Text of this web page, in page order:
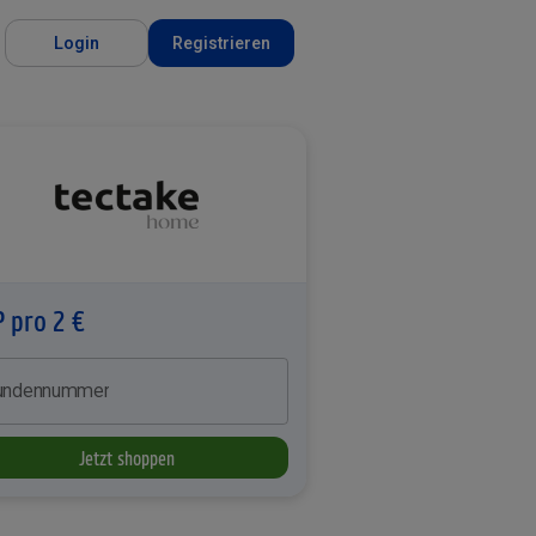
Login Registrieren
pro 2 €
Jetzt shoppen